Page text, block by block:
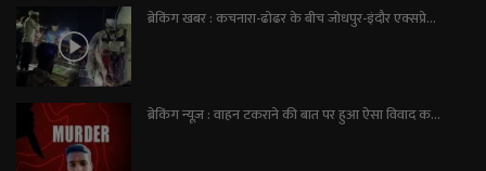
ब्रेकिंग खबर : कचनारा-ढोढर के बीच जोधपुर-इंदौर एक्सप्रे...
ब्रेकिंग न्यूज़ : वाहन टकराने की बात पर हुआ ऐसा विवाद क...